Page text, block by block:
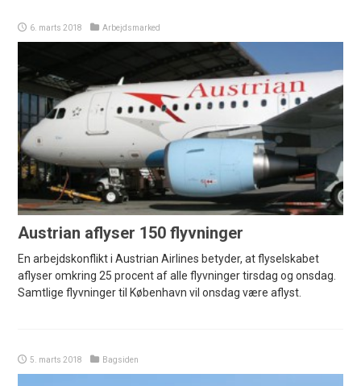
6. marts 2018 Arbejdsmarked
Austrian aflyser 150 flyvninger
En arbejdskonflikt i Austrian Airlines betyder, at flyselskabet
aflyser omkring 25 procent af alle flyvninger tirsdag og onsdag.
Samtlige flyvninger til København vil onsdag være aflyst.
5. marts 2018 Bagsiden